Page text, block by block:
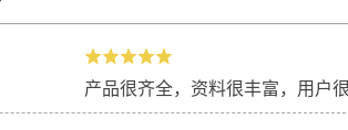
产品很齐全，资料很丰富，用户很